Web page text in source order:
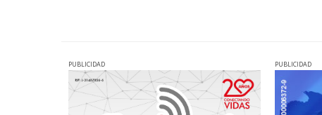
PUBLICIDAD PUBLICIDAD